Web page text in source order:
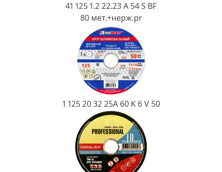
41 125 1.2 22.23 A 54 S BF
80 мет.+нерж.pr
1 125 20 32 25А 60 K 6 V 50